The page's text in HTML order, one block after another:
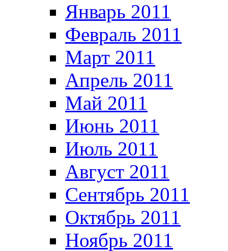
Январь 2011
Февраль 2011
Март 2011
Апрель 2011
Май 2011
Июнь 2011
Июль 2011
Август 2011
Сентябрь 2011
Октябрь 2011
Ноябрь 2011